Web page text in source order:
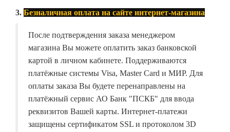
3. Безналичная оплата на сайте интернет-магазина
После подтверждения заказа менеджером
магазина Вы можете оплатить заказ банковской
картой в личном кабинете. Поддерживаются
платёжные системы Visa, Master Card и МИР. Для
оплаты заказа Вы будете перенаправлены на
платёжный сервис АО Банк "ПСКБ" для ввода
реквизитов Вашей карты. Интернет-платежи
защищены сертификатом SSL и протоколом 3D